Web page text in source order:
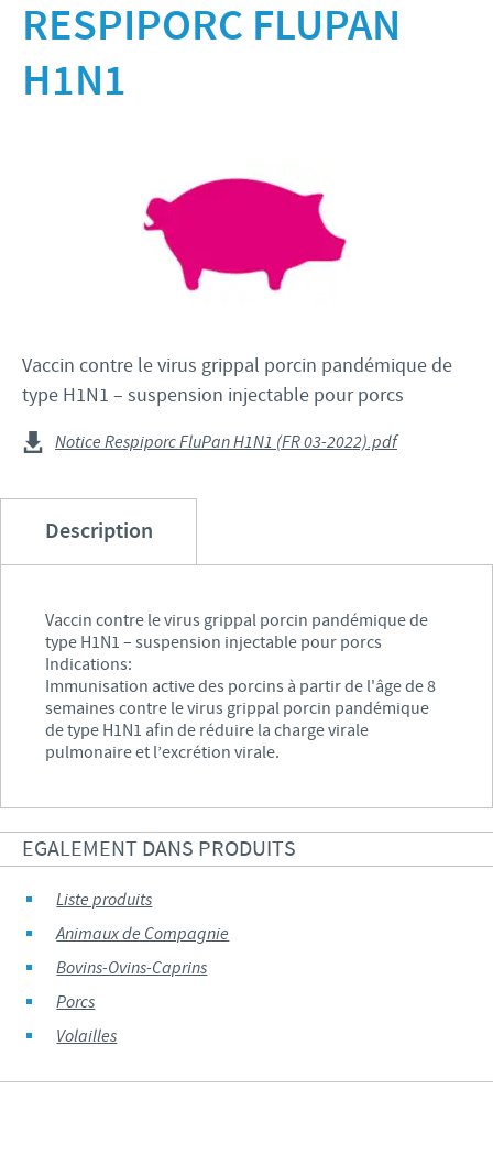
Notre mission
Nos valeurs
Volailles
Contributions
Partenariats commerciaux et scientifiques
ACTUALITÉS
Offres d'emploi internationales
Offres d'emploi au sein du Benelux
CONTACT
RESPIPORC FLUPAN
H1N1
Vaccin contre le virus grippal porcin pandémique de
type H1N1 – suspension injectable pour porcs
Notice Respiporc FluPan H1N1 (FR 03-2022).pdf
Description
Vaccin contre le virus grippal porcin pandémique de
type H1N1 – suspension injectable pour porcs
Indications:
Immunisation active des porcins à partir de l'âge de 8
semaines contre le virus grippal porcin pandémique
de type H1N1 afin de réduire la charge virale
pulmonaire et l’excrétion virale.
EGALEMENT DANS PRODUITS
Liste produits
Animaux de Compagnie
Bovins-Ovins-Caprins
Porcs
Volailles